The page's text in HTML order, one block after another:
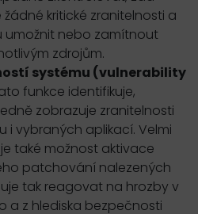
kritické zranitelnosti a
umožnit nebo zamítnout
zdrojům.
systému (vulnerability
funkce identifikuje,
zobrazuje zranitelnosti
i vybraných aplikací. Velmi
také možnost aktivace
patchování nalezených
tak reagovat na hrozby v
a z hlediska bezpečnosti